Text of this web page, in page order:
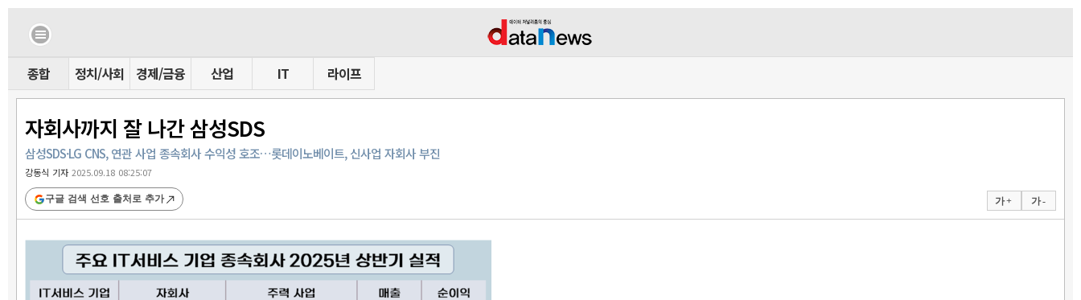
종합 정치/사회 경제/금융 산업 IT 라이프
자회사까지 잘 나간 삼성SDS
삼성SDS·LG CNS, 연관 사업 종속회사 수익성 호조…롯데이노베이트, 신사업 자회사 부진
강동식 기자2025.09.18 08:25:07
가 + 가 -
구글 검색 선호 출처로 추가